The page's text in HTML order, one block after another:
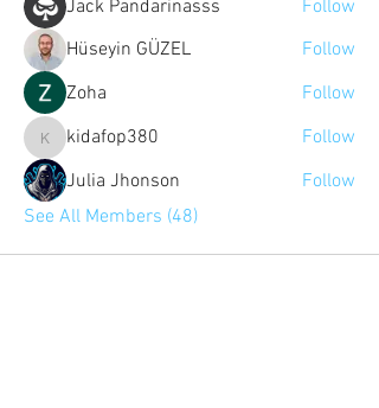
Jack Pandarinasss
Follow
Hüseyin GÜZEL
Follow
Zoha
Follow
kidafop380
kidafop380
Follow
Julia Jhonson
Follow
See All Members (48)